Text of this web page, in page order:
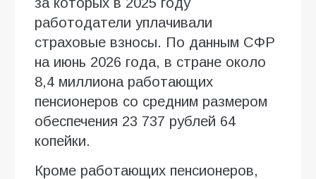
работодатели уплачивали
страховые взносы. По данным СФР
на июнь 2026 года, в стране около
8,4 миллиона работающих
пенсионеров со средним размером
обеспечения 23 737 рублей 64
копейки.
Кроме работающих пенсионеров,